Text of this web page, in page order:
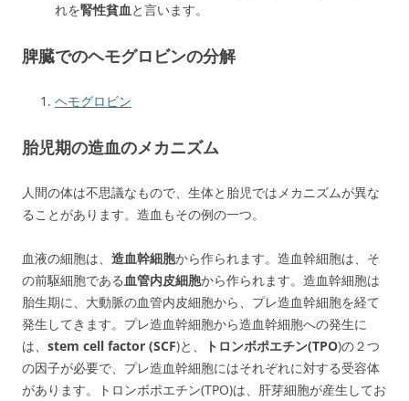
れを腎性貧血と言います。
脾臓でのヘモグロビンの分解
ヘモグロビン
胎児期の造血のメカニズム
人間の体は不思議なもので、生体と胎児ではメカニズムが異な
ることがあります。造血もその例の一つ。
血液の細胞は、 造血幹細胞から作られます。造血幹細胞は、そ
の前駆細胞である血管内皮細胞から作られます。造血幹細胞は
胎生期に、大動脈の血管内皮細胞から、プレ造血幹細胞を経て
発生してきます。プレ造血幹細胞から造血幹細胞への発生に
は、 stem cell factor (SCF)と、 トロンボポエチン(TPO)の２つ
の因子が必要で、プレ造血幹細胞にはそれぞれに対する受容体
があります。トロンボポエチン(TPO)は、肝芽細胞が産生してお